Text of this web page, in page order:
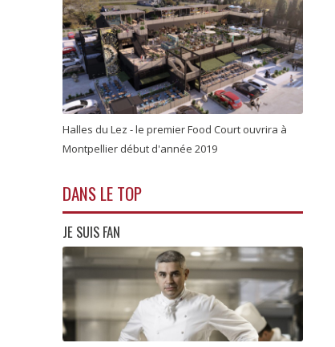
Halles du Lez - le premier Food Court ouvrira à
Montpellier début d'année 2019
DANS LE TOP
JE SUIS FAN